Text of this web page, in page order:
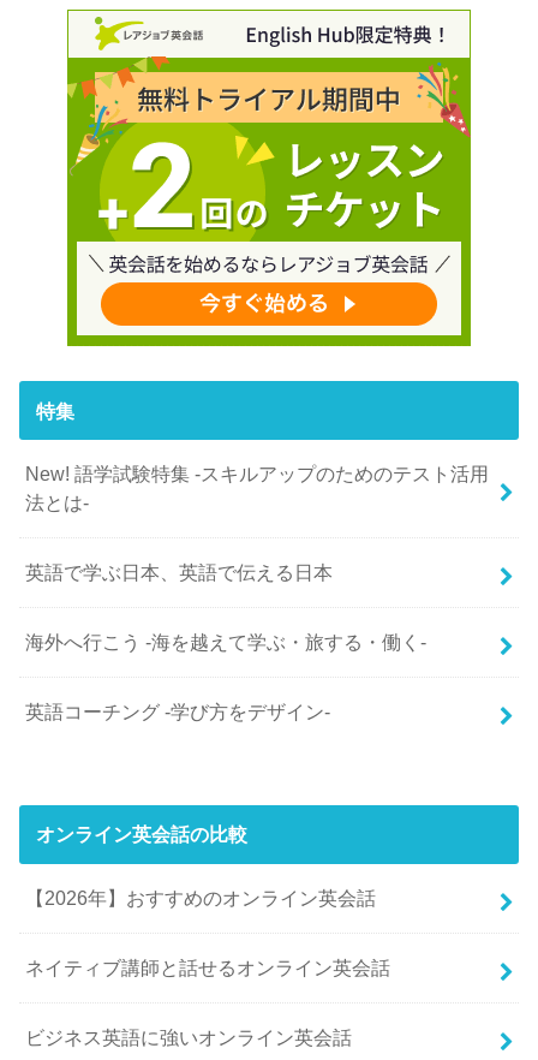
特集
New! 語学試験特集 -スキルアップのためのテスト活用
法とは-
英語で学ぶ日本、英語で伝える日本
海外へ行こう -海を越えて学ぶ・旅する・働く-
英語コーチング -学び方をデザイン-
オンライン英会話の比較
【2026年】おすすめのオンライン英会話
ネイティブ講師と話せるオンライン英会話
ビジネス英語に強いオンライン英会話